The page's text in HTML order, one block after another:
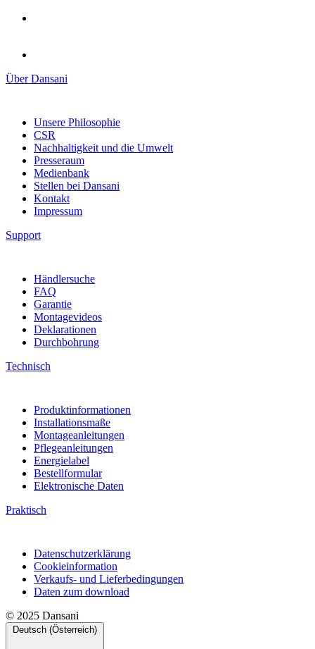
Über Dansani
Unsere Philosophie
CSR
Nachhaltigkeit und die Umwelt
Presseraum
Medienbank
Stellen bei Dansani
Kontakt
Support
Händlersuche
FAQ
Garantie
Montagevideos
Deklarationen
Technisch
Produktinformationen
Installationsmaße
Montageanleitungen
Pflegeanleitungen
Energielabel
Bestellformular
Praktisch
Datenschutzerklärung
Cookieinformation
Verkaufs- und Lieferbedingungen
Daten zum download